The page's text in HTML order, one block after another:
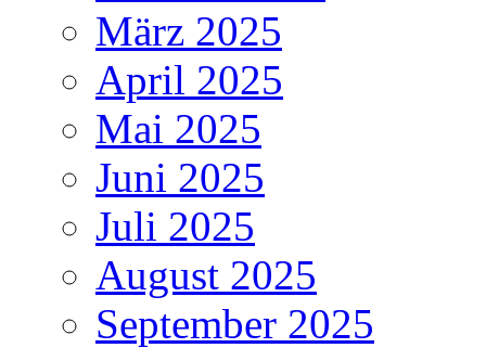
März 2025
April 2025
Mai 2025
Juni 2025
Juli 2025
August 2025
September 2025